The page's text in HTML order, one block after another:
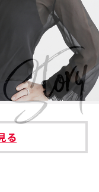
#スタッフが語る
ポリシー
Cookie Settings
る